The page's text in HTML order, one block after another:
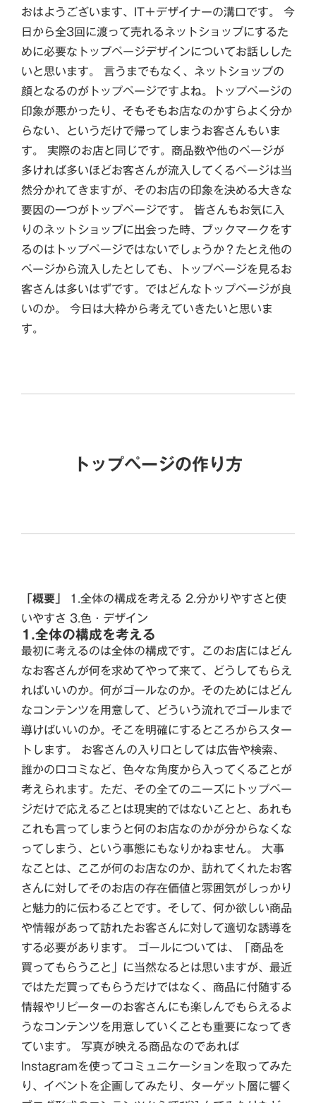
おはようございます、IT＋デザイナーの溝口です。 今
日から全3回に渡って売れるネットショップにするた
めに必要なトップページデザインについてお話しした
いと思います。 言うまでもなく、ネットショップの
顔となるのがトップページですよね。トップページの
印象が悪かったり、そもそもお店なのかすらよく分か
らない、というだけで帰ってしまうお客さんもいま
す。 実際のお店と同じです。商品数や他のページが
多ければ多いほどお客さんが流入してくるページは当
然分かれてきますが、そのお店の印象を決める大きな
要因の一つがトップページです。 皆さんもお気に入
りのネットショップに出会った時、ブックマークをす
るのはトップページではないでしょうか？たとえ他の
ページから流入したとしても、トップページを見るお
客さんは多いはずです。ではどんなトップページが良
いのか。 今日は大枠から考えていきたいと思いま
す。
トップページの作り方
「概要」 1.全体の構成を考える 2.分かりやすさと使
いやすさ 3.色・デザイン
1.全体の構成を考える
最初に考えるのは全体の構成です。このお店にはどん
なお客さんが何を求めてやって来て、どうしてもらえ
ればいいのか。何がゴールなのか。そのためにはどん
なコンテンツを用意して、どういう流れでゴールまで
導けばいいのか。そこを明確にするところからスター
トします。 お客さんの入り口としては広告や検索、
誰かの口コミなど、色々な角度から入ってくることが
考えられます。ただ、その全てのニーズにトップペー
ジだけで応えることは現実的ではないことと、あれも
これも言ってしまうと何のお店なのかが分からなくな
ってしまう、という事態にもなりかねません。 大事
なことは、ここが何のお店なのか、訪れてくれたお客
さんに対してそのお店の存在価値と雰囲気がしっかり
と魅力的に伝わることです。そして、何か欲しい商品
や情報があって訪れたお客さんに対して適切な誘導を
する必要があります。 ゴールについては、「商品を
買ってもらうこと」に当然なるとは思いますが、最近
ではただ買ってもらうだけではなく、商品に付随する
情報やリピーターのお客さんにも楽しんでもらえるよ
うなコンテンツを用意していくことも重要になってき
ています。 写真が映える商品なのであれば
Instagramを使ってコミュニケーションを取ってみた
り、イベントを企画してみたり、ターゲット層に響く